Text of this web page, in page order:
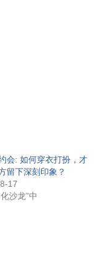
会: 如何穿衣打扮，才
留下深刻印象？
17
沙龙”中